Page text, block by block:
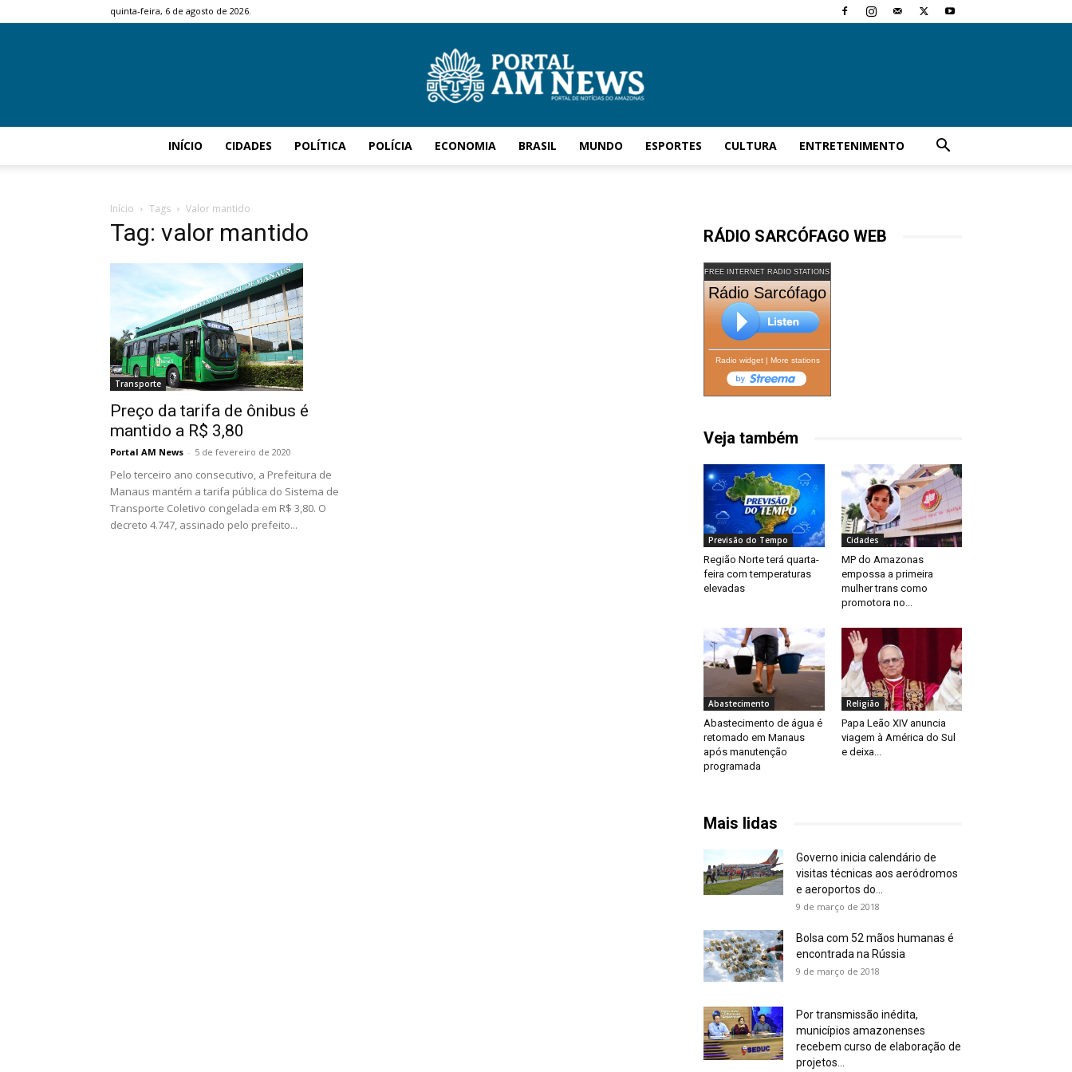
quinta-feira, 6 de agosto de 2026.
INÍCIO CIDADES POLÍTICA POLÍCIA ECONOMIA BRASIL MUNDO ESPORTES CULTURA ENTRETENIMENTO
Início Tags Valor mantido
Tag: valor mantido
Transporte
Preço da tarifa de ônibus é
mantido a R$ 3,80
Portal AM News - 5 de fevereiro de 2020
Pelo terceiro ano consecutivo, a Prefeitura de
Manaus mantém a tarifa pública do Sistema de
Transporte Coletivo congelada em R$ 3,80. O
decreto 4.747, assinado pelo prefeito...
RÁDIO SARCÓFAGO WEB
FREE INTERNET RADIO STATIONS
Rádio Sarcófago
Radio widget| More stations
Veja também
Previsão do Tempo
Região Norte terá quarta-
feira com temperaturas
elevadas
Cidades
MP do Amazonas
empossa a primeira
mulher trans como
promotora no...
Abastecimento
Abastecimento de água é
retomado em Manaus
após manutenção
programada
Religião
Papa Leão XIV anuncia
viagem à América do Sul
e deixa...
Mais lidas
Governo inicia calendário de
visitas técnicas aos aeródromos
e aeroportos do...
9 de março de 2018
Bolsa com 52 mãos humanas é
encontrada na Rússia
9 de março de 2018
Por transmissão inédita,
municípios amazonenses
recebem curso de elaboração de
projetos...